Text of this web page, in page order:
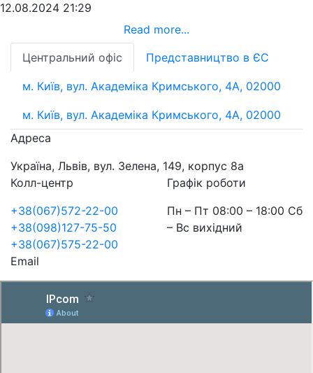
12.08.2024 21:29
Read more...
Центральний офіс
Представництво в ЄС
м. Київ, вул. Академіка Кримського, 4А, 02000
м. Київ, вул. Академіка Кримського, 4А, 02000
Адреса
Україна, Львів, вул. Зелена, 149, корпус 8а
Колл-центр
+38(067)572-22-00
+38(098)127-75-50
+38(067)575-22-00
Графік роботи
Пн – Пт 08:00 – 18:00 Сб
– Вс вихідний
Email